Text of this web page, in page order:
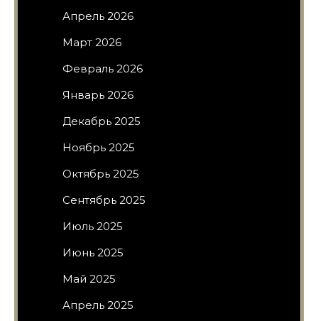
Апрель 2026
Март 2026
Февраль 2026
Январь 2026
Декабрь 2025
Ноябрь 2025
Октябрь 2025
Сентябрь 2025
Июль 2025
Июнь 2025
Май 2025
Апрель 2025